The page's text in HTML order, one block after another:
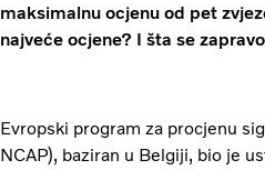
maksimalnu ocjenu od pet
najveće ocjene? I šta se
Evropski program za procjenu
NCAP), baziran u Belgiji, bio je